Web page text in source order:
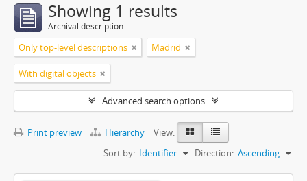
Showing 1 results
Archival description
Only top-level descriptions Madrid
With digital objects
Advanced search options
Print preview Hierarchy
View:
Sort by: Identifier Direction: Ascending